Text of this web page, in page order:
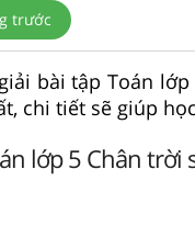
trước
bài tập Toán
chi tiết sẽ giúp
lớp 5 Chân